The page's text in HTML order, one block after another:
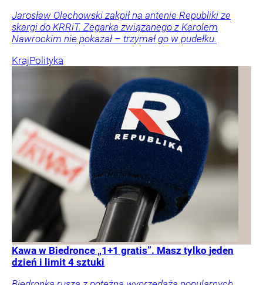
Jarosław Olechowski zakpił na antenie Republiki ze
skargi do KRRiT. Zegarka związanego z Karolem
Nawrockim nie pokazał – trzymał go w pudełku.
KrajPolityka
Kawa w Biedronce „1+1 gratis”. Masz tylko jeden
dzień i limit 4 sztuki